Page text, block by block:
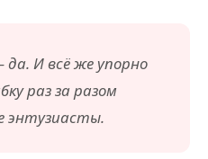
И всё же упорно
раз за разом
энтузиасты.